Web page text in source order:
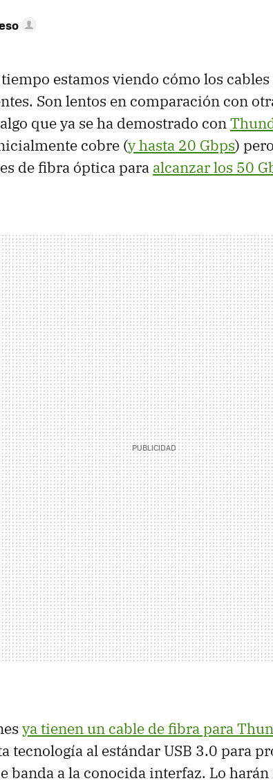
estamos viendo cómo los
Son lentos en comparación con
que ya se ha demostrado con
cobre (y hasta 20 Gbps)
de fibra óptica para alcanzar los 50
ya tienen un cable de fibra para
tecnología al estándar USB 3.0 para
banda a la conocida interfaz. Lo